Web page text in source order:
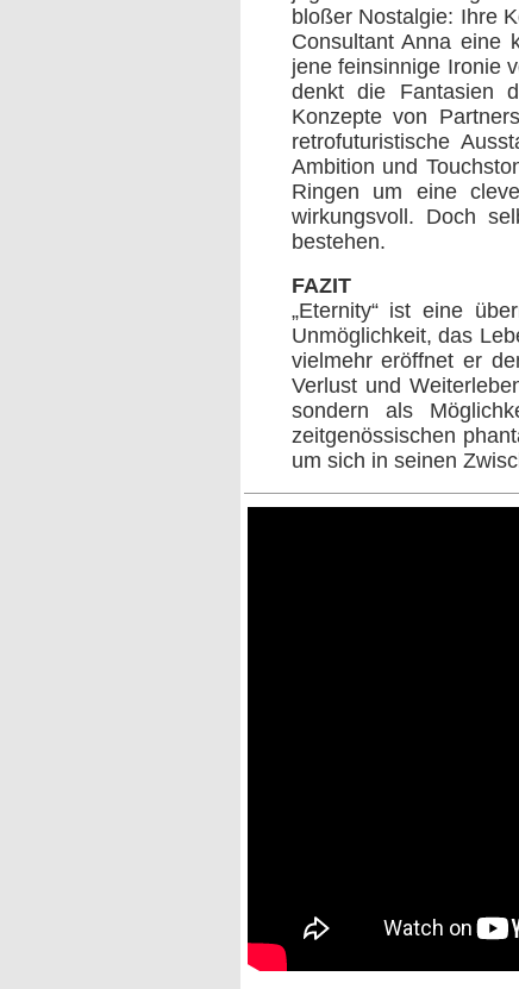
bloßer Nostalgie: Ihre
Consultant Anna eine
jene feinsinnige Ironie
denkt die Fantasien
Konzepte von
retrofuturistische
Ambition und
Ringen um eine
wirkungsvoll. Doch
bestehen.
FAZIT
„Eternity“ ist eine
Unmöglichkeit, das
vielmehr eröffnet er
Verlust und
sondern als
zeitgenössischen
um sich in seinen